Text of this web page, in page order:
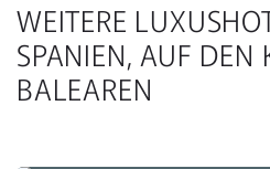
WEITERE
SPANIEN, AUF DEN
BALEAREN